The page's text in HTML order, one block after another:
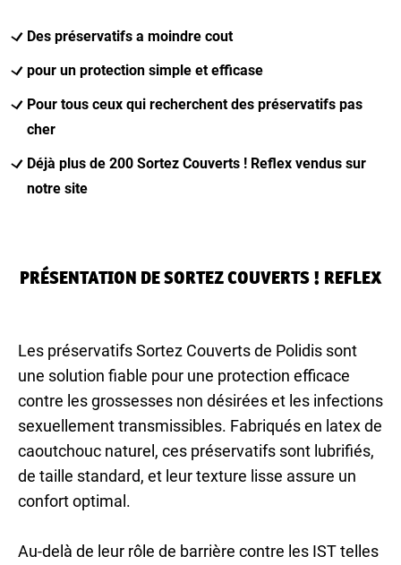
Des préservatifs a moindre cout
pour un protection simple et efficase
Pour tous ceux qui recherchent des préservatifs pas
cher
Déjà plus de 200 Sortez Couverts ! Reflex vendus sur
notre site
PRÉSENTATION DE SORTEZ COUVERTS ! REFLEX
Les préservatifs Sortez Couverts de Polidis sont
une solution fiable pour une protection efficace
contre les grossesses non désirées et les infections
sexuellement transmissibles. Fabriqués en latex de
caoutchouc naturel, ces préservatifs sont lubrifiés,
de taille standard, et leur texture lisse assure un
confort optimal.
Au-delà de leur rôle de barrière contre les IST telles